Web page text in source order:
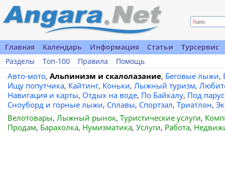
Главная Календарь Информация Статьи
Турсервис
Разделы
Топ-100 Правила Помощь
Авто-мото, Альпинизм и скалолазание, Беговые лыжи,
Ищу попутчика, Кайтинг, Коньки, Лыжный туризм,
Навигация и карты, Отдых на воде, По Байкалу, Под
Сноуборд и горные лыжи, Сплавы, Спортзал, Триатлон,
Велотовары, Лыжный рынок, Туристические услуги,
Продам, Барахолка, Нумизматика, Услуги, Работа,